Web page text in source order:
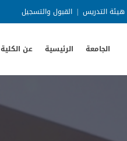
هيئة التدريس | القبول والتسجيل
الجامعة الرئيسية عن الكلية